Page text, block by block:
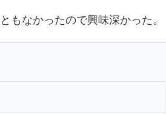
もなかったので興味深かった。